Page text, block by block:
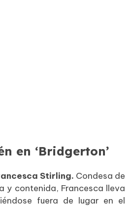
en ‘Bridgerton’
Stirling. Condesa de
y contenida, Francesca lleva
fuera de lugar en el